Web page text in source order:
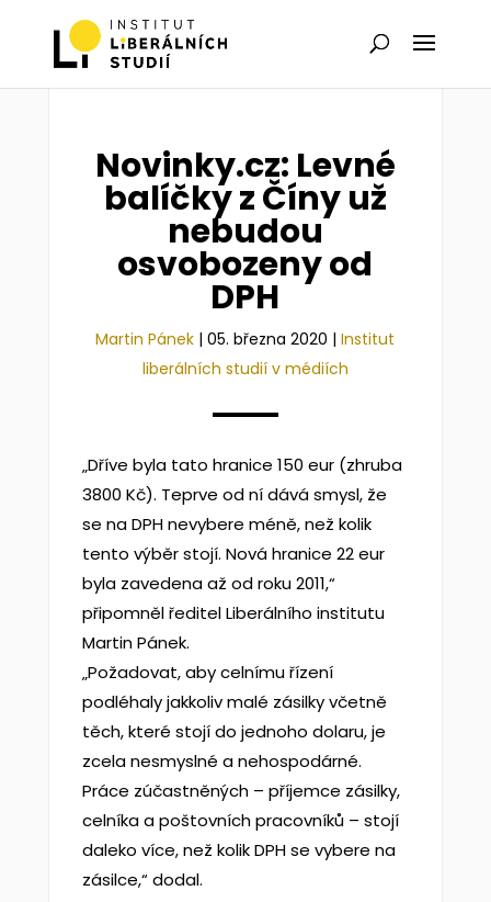
Novinky.cz: Levné
balíčky z Číny už
nebudou
osvobozeny od
DPH
Martin Pánek |05. března 2020 |Institut
liberálních studií v médiích
„Dříve byla tato hranice 150 eur (zhruba
3800 Kč). Teprve od ní dává smysl, že
se na DPH nevybere méně, než kolik
tento výběr stojí. Nová hranice 22 eur
byla zavedena až od roku 2011,“
připomněl ředitel Liberálního institutu
Martin Pánek.
„Požadovat, aby celnímu řízení
podléhaly jakkoliv malé zásilky včetně
těch, které stojí do jednoho dolaru, je
zcela nesmyslné a nehospodárné.
Práce zúčastněných – příjemce zásilky,
celníka a poštovních pracovníků – stojí
daleko více, než kolik DPH se vybere na
zásilce,“ dodal.